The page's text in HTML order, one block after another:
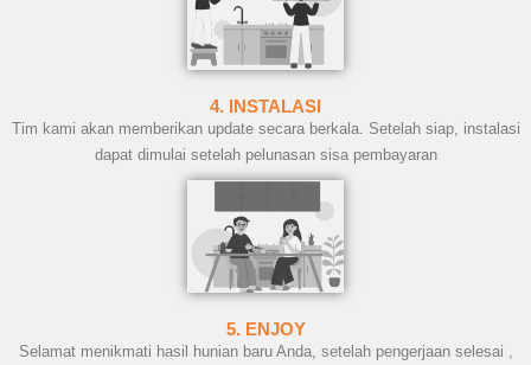
4. INSTALASI
Tim kami akan memberikan update secara berkala. Setelah siap, instalasi
dapat dimulai setelah pelunasan sisa pembayaran
5. ENJOY
Selamat menikmati hasil hunian baru Anda, setelah pengerjaan selesai ,